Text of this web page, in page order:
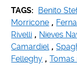
TAGS: Benito
Morricone ,
Rivelli , Nieves
Camardiel ,
Felleghy , Tomas